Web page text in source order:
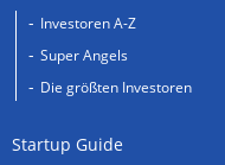
Investoren A-Z
Super Angels
Die größten Investoren
Startup Guide